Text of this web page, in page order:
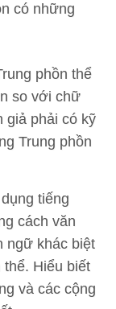
có những
phồn thể
so với chữ
giả phải có kỹ
Trung phồn
tiếng
cách văn
ngữ khác biệt
Hiểu biết
và các cộng